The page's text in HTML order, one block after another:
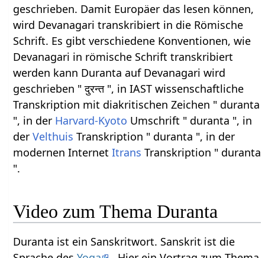
geschrieben. Damit Europäer das lesen können,
wird Devanagari transkribiert in die Römische
Schrift. Es gibt verschiedene Konventionen, wie
Devanagari in römische Schrift transkribiert
werden kann Duranta auf Devanagari wird
geschrieben " दुरन्त ", in IAST wissenschaftliche
Transkription mit diakritischen Zeichen " duranta
", in der Harvard-Kyoto Umschrift " duranta ", in
derVelthuis Transkription " duranta ", in der
modernen InternetItrans Transkription " duranta
".
Video zum Thema Duranta
Duranta ist ein Sanskritwort. Sanskrit ist die